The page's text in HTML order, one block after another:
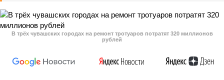
В трёх чувашских городах на ремонт тротуаров потратят 320 миллионов
рублей